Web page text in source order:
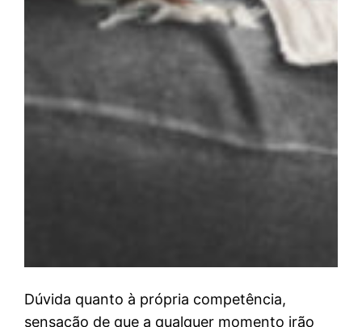
Dúvida quanto à própria competência,
sensação de que a qualquer momento irão